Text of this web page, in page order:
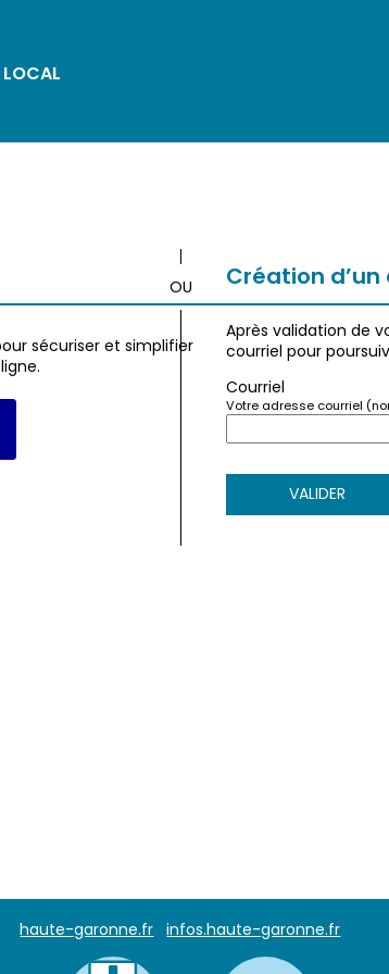
sécuriser et simplifier
FranceConnect
Création
Après validation de
courriel pour
Courriel
Votre adresse courriel
VALIDER
haute-garonne.fr infos.haute-garonne.fr